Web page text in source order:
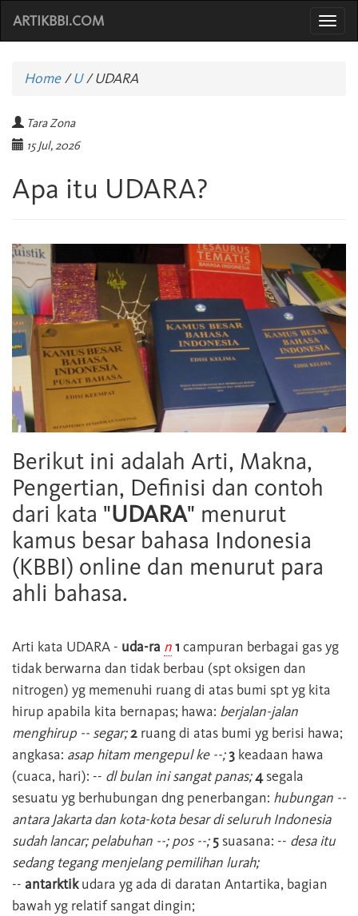
ARTIKBBI.COM
Home/U /UDARA
Tara Zona
15 Jul, 2026
Apa itu UDARA?
Berikut ini adalah Arti, Makna,
Pengertian, Definisi dan contoh
dari kata "UDARA" menurut
kamus besar bahasa Indonesia
(KBBI) online dan menurut para
ahli bahasa.
Arti kata UDARA - uda-ra n1 campuran berbagai gas yg
tidak berwarna dan tidak berbau (spt oksigen dan
nitrogen) yg memenuhi ruang di atas bumi spt yg kita
hirup apabila kita bernapas; hawa: berjalan-jalan
menghirup -- segar;2 ruang di atas bumi yg berisi hawa;
angkasa: asap hitam mengepul ke --;3 keadaan hawa
(cuaca, hari): -- dl bulan ini sangat panas;4segala
sesuatu yg berhubungan dng penerbangan: hubungan --
antara Jakarta dan kota-kota besar di seluruh Indonesia
sudah lancar; pelabuhan --; pos --; 5 suasana: -- desa itu
sedang tegang menjelang pemilihan lurah;
-- antarktikudara yg ada di daratan Antartika, bagian
bawah yg relatif sangat dingin;